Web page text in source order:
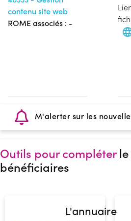
contenu site web
ROME associés : -
M'alerter sur les
Outils pour compléterle
bénéficiaires
L'annuaire